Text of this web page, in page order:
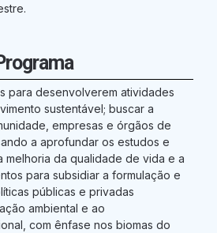
para desenvolverem atividades
sustentável; buscar a
empresas e órgãos de
a aprofundar os estudos e
melhoria da qualidade de vida e a
para subsidiar a formulação e
públicas e privadas
ambiental e ao
com ênfase nos biomas do